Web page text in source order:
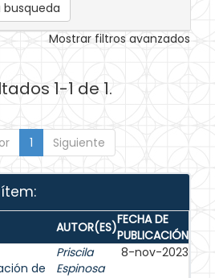
Mostrar filtros avanzados
1-1 de 1.
1 Siguiente
AUTOR(ES)FECHA DE
PUBLICACIÓN
de
Priscila
Espinosa
8-nov-2023